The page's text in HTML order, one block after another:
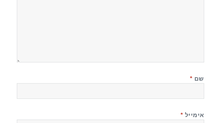
שם *
אימייל *